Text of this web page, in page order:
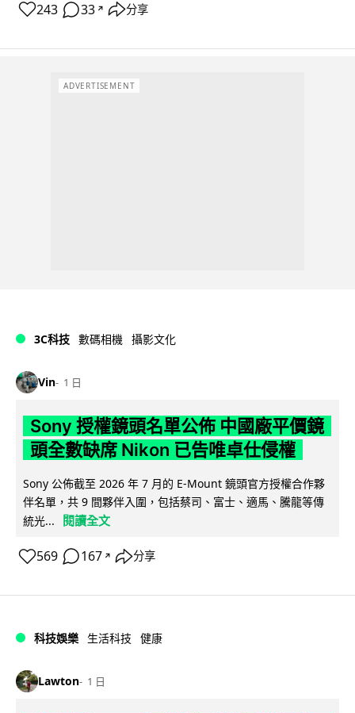
243 33 ↗ 分享
ADVERTISEMENT
3C科技 數碼相機 攝影文化
Vin 1 日
Sony 授權鏡頭名單公佈 中國廠平價鏡
頭全數缺席 Nikon 已告唯卓仕侵權
Sony 公佈截至 2026 年 7 月的 E-Mount 鏡頭官方授權合作夥
伴名單，共 9 間夥伴入圍，包括蔡司、富士、適馬、騰龍等傳
統光...
閱讀全文
569 167 ↗ 分享
科技娛樂 生活科技 健康
Lawton 1 日